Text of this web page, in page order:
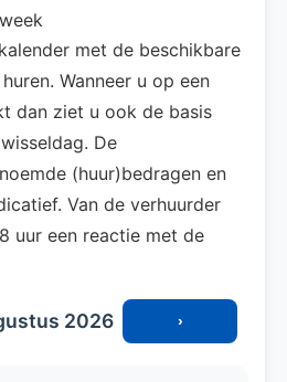
met de beschikbare
Wanneer u op een
dan ziet u ook de basis
De
(huur)bedragen en
Van de verhuurder
uur een reactie met de
2026 ›